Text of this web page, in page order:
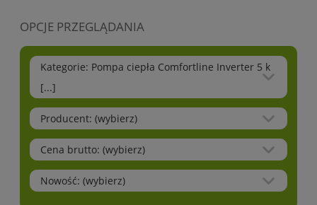
OPCJE PRZEGLĄDANIA
Kategorie: Pompa ciepła Comfortline Inverter 5 k
[...]
Producent: (wybierz)
Cena brutto: (wybierz)
Nowość: (wybierz)